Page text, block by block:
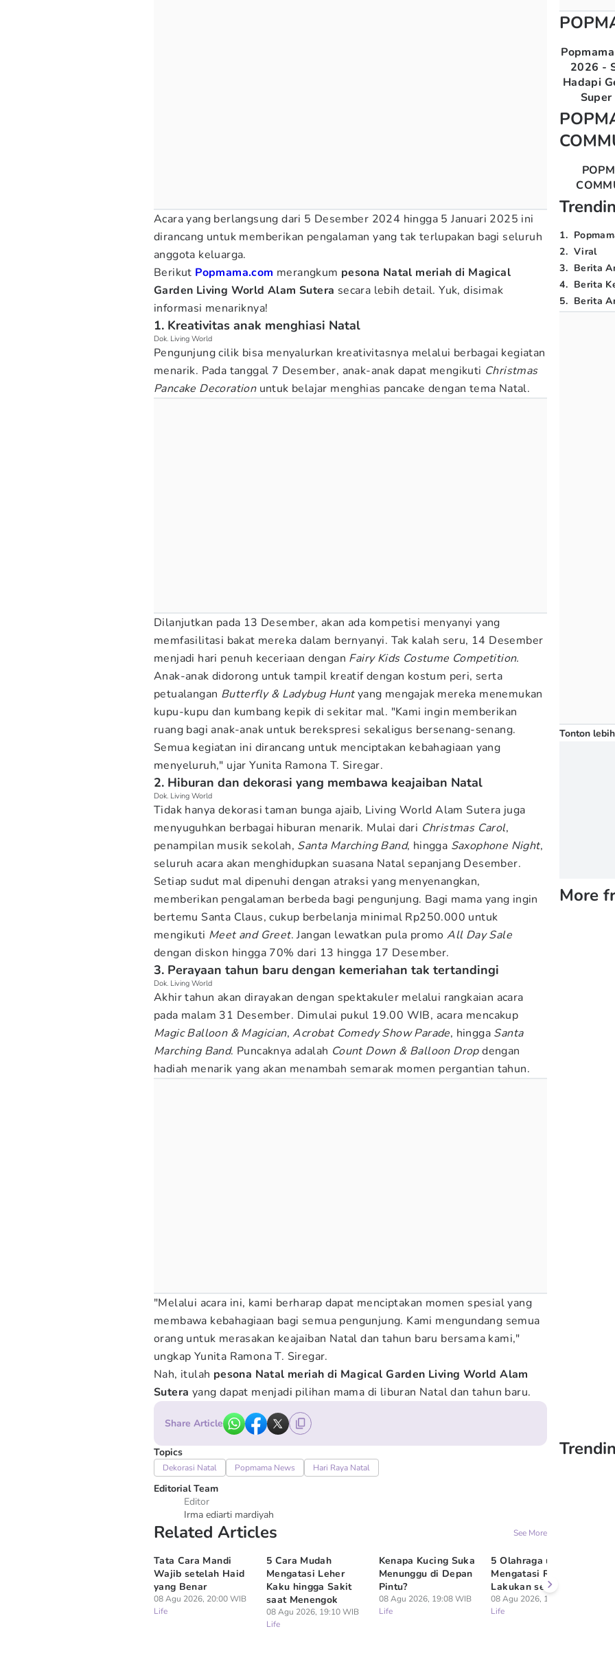
Acara yang berlangsung dari 5 Desember 2024 hingga 5 Januari 2025 ini
dirancang untuk memberikan pengalaman yang tak terlupakan bagi seluruh
anggota keluarga.
Berikut Popmama.com merangkum pesona Natal meriah di Magical
Garden Living World Alam Sutera secara lebih detail. Yuk, disimak
informasi menariknya!
1. Kreativitas anak menghiasi Natal
Dok. Living World
Pengunjung cilik bisa menyalurkan kreativitasnya melalui berbagai kegiatan
menarik. Pada tanggal 7 Desember, anak-anak dapat mengikuti Christmas
Pancake Decorationuntuk belajar menghias pancake dengan tema Natal.
Dilanjutkan pada 13 Desember, akan ada kompetisi menyanyi yang
memfasilitasi bakat mereka dalam bernyanyi. Tak kalah seru, 14 Desember
menjadi hari penuh keceriaan dengan Fairy Kids Costume Competition.
Anak-anak didorong untuk tampil kreatif dengan kostum peri, serta
petualangan Butterfly & Ladybug Huntyang mengajak mereka menemukan
kupu-kupu dan kumbang kepik di sekitar mal. "Kami ingin memberikan
ruang bagi anak-anak untuk berekspresi sekaligus bersenang-senang.
Semua kegiatan ini dirancang untuk menciptakan kebahagiaan yang
menyeluruh," ujar Yunita Ramona T. Siregar.
2. Hiburan dan dekorasi yang membawa keajaiban Natal
Dok. Living World
Tidak hanya dekorasi taman bunga ajaib, Living World Alam Sutera juga
menyuguhkan berbagai hiburan menarik. Mulai dari Christmas Carol,
penampilan musik sekolah, Santa Marching Band, hingga Saxophone Night,
seluruh acara akan menghidupkan suasana Natal sepanjang Desember.
Setiap sudut mal dipenuhi dengan atraksi yang menyenangkan,
memberikan pengalaman berbeda bagi pengunjung. Bagi mama yang ingin
bertemu Santa Claus, cukup berbelanja minimal Rp250.000 untuk
mengikuti Meet and Greet. Jangan lewatkan pula promoAll Day Sale
dengan diskon hingga 70% dari 13 hingga 17 Desember.
3. Perayaan tahun baru dengan kemeriahan tak tertandingi
Dok. Living World
Akhir tahun akan dirayakan dengan spektakuler melalui rangkaian acara
pada malam 31 Desember. Dimulai pukul 19.00 WIB, acara mencakup
Magic Balloon & Magician,Acrobat Comedy Show Parade, hingga Santa
Marching Band. Puncaknya adalah Count Down & Balloon Dropdengan
hadiah menarik yang akan menambah semarak momen pergantian tahun.
"Melalui acara ini, kami berharap dapat menciptakan momen spesial yang
membawa kebahagiaan bagi semua pengunjung. Kami mengundang semua
orang untuk merasakan keajaiban Natal dan tahun baru bersama kami,"
ungkap Yunita Ramona T. Siregar.
Nah, itulah pesona Natal meriah di Magical Garden Living World Alam
Sutera yang dapat menjadi pilihan mama di liburan Natal dan tahun baru.
Share Article
Topics
Dekorasi Natal Popmama News Hari Raya Natal
Editorial Team
Editor
Irma ediarti mardiyah
Related Articles See More
Tata Cara Mandi
Wajib setelah Haid
yang Benar
08 Agu 2026, 20:00 WIB
Life
5 Cara Mudah
Mengatasi Leher
Kaku hingga Sakit
saat Menengok
08 Agu 2026, 19:10 WIB
Life
Kenapa Kucing Suka
Menunggu di Depan
Pintu?
08 Agu 2026, 19:08 WIB
Life
5 Olahraga untuk
Mengatasi Reumatik,
Lakukan secara Rutin
08 Agu 2026, 18:10 WIB
Life
2026 -
Hadapi
1.
2. Viral
3. Berita
4. Berita
5. Berita
Tonton
More